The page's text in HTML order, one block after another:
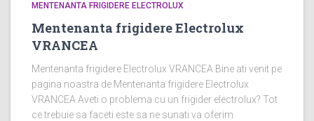
MENTENANTA FRIGIDERE ELECTROLUX
Mentenanta frigidere Electrolux
VRANCEA
Mentenanta frigidere Electrolux VRANCEA Bine ati venit pe
pagina noastra de Mentenanta frigidere Electrolux
VRANCEA Aveti o problema cu un frigider electrolux? Tot
ce trebuie sa faceti este sa ne sunati va oferim